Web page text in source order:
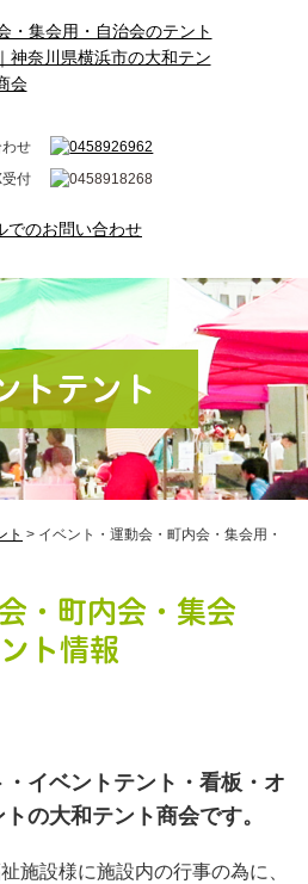
トテント
ト > イベント・運動会・町内会・集会用・
・町内会・集会
ト情報
イベントテント・看板・オ
の大和テント商会です。
施設様に施設内の行事の為に、